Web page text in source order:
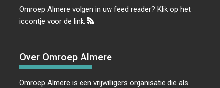
Omroep Almere volgen in uw feed reader? Klik op het
icoontje voor de link:
Over Omroep Almere
Omroep Almere is een vrijwilligers organisatie die als